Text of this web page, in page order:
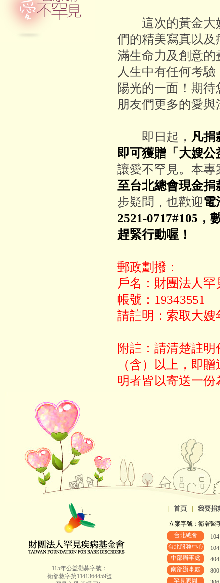
這次的黃金大
們的精美寫真以
滿生命力及創意
人生中有任何考
陽光的一面！期
朋友們更多的愛
即日起， 凡捐
即可獲贈「大嫂公
讓愛不罕見。本專
至台北總會現金捐
步疑問，也歡迎電
2521-0717#105，
趕緊行動喔！
郵政劃撥：
戶名：財團法人
帳號：19343551
請註明：索取大嫂
附註：請清楚註
（含）以上，即
明者皆以寄送一份
115年公益勸募字號：
衛部救字第1141364459號
首頁 我要捐
立案字號：衛署醫
台北總會
台北服務中心
中部辦事處
南部辦事處
罕見家園